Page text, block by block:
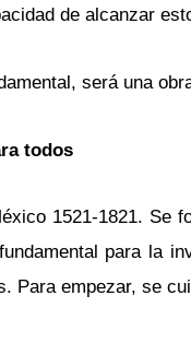
de alcanzar
será una
todos
1521-1821. Se
para la
Para empezar, se